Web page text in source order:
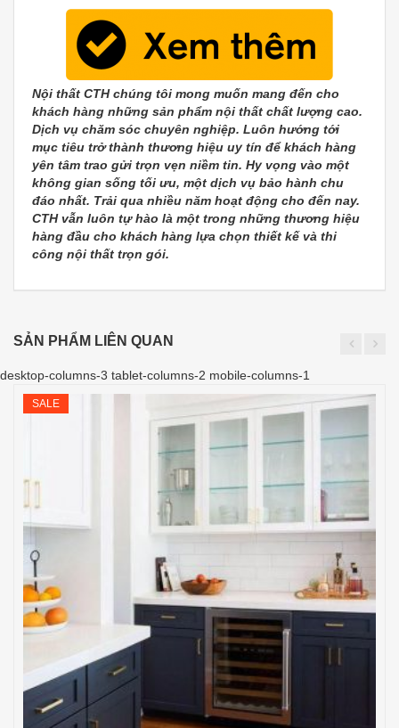
Nội thất CTH chúng tôi mong muốn mang đến cho
khách hàng những sản phẩm nội thất chất lượng cao.
Dịch vụ chăm sóc chuyên nghiệp. Luôn hướng tới
mục tiêu trở thành thương hiệu uy tín để khách hàng
yên tâm trao gửi trọn vẹn niềm tin. Hy vọng vào một
không gian sống tối ưu, một dịch vụ bảo hành chu
đáo nhất. Trải qua nhiều năm hoạt động cho đến nay.
CTH vẫn luôn tự hào là một trong những thương hiệu
hàng đầu cho khách hàng lựa chọn thiết kế và thi
công nội thất trọn gói.
SẢN PHẨM LIÊN QUAN
desktop-columns-3 tablet-columns-2 mobile-columns-1
SALE